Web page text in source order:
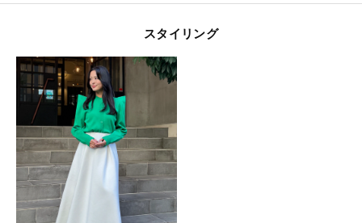
スタイリング